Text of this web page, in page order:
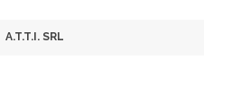
A.T.T.I. SRL